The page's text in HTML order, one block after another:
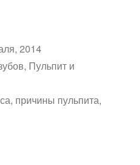
2014
, Пульпит и
, причины пульпита,